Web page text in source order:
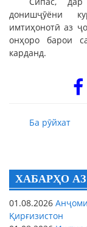
донишҷӯёни
имтиҳонотӣ аз
онҳоро барои
карданд.
Ба рӯйхат
ХАБАРҲО АЗ
01.08.2026
Қирғизистон